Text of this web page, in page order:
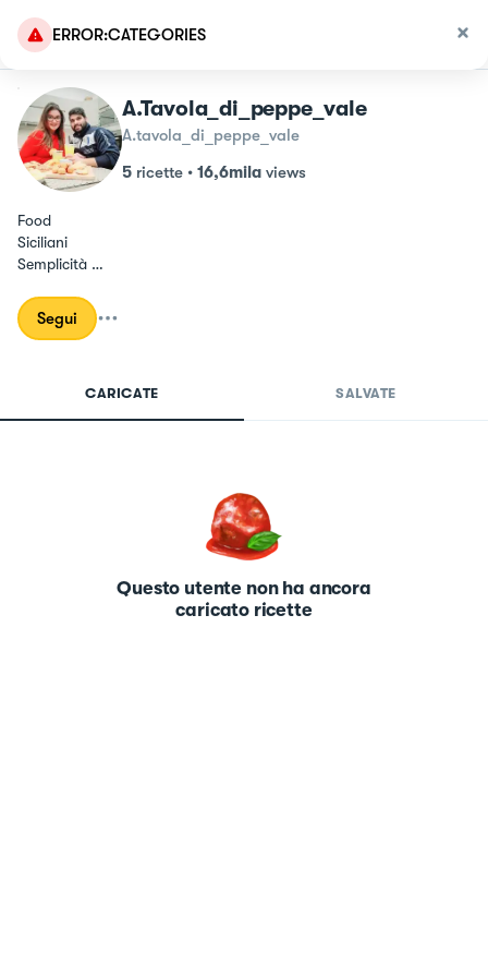
ERROR:CATEGORIES
A.tavola_di_peppe_vale
A.tavola_di_peppe_vale
5 ricette • 16,6mila views
Food
Siciliani
Semplicità
Segui
CARICATE SALVATE
Questo utente non ha ancora
caricato ricette